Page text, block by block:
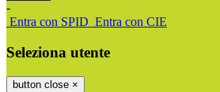
-
Entra con SPID Entra con CIE
Seleziona utente
button close ×